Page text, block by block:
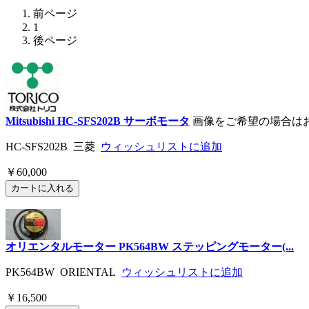
前ページ
1
後ページ
Mitsubishi HC-SFS202B サーボモータ 画像をご希望の場合は
HC-SFS202B 三菱 ウィッシュリストに追加
￥60,000
オリエンタルモーター PK564BW ステッピングモーター(...
PK564BW ORIENTAL ウィッシュリストに追加
￥16,500